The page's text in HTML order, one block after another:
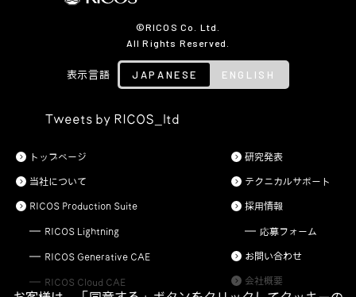
©RICOS Co. Ltd.
All Rights Reserved.
表示言語 JAPANESE ENGLISH
Tweets by RICOS_ltd
トップページ
当社について
RICOS Production Suite
RICOS Lightning
RICOS Generative CAE
RICOS Cloud CAE
研究発表
テクニカルサポート
採用情報
応募フォーム
お問い合わせ
会社概要